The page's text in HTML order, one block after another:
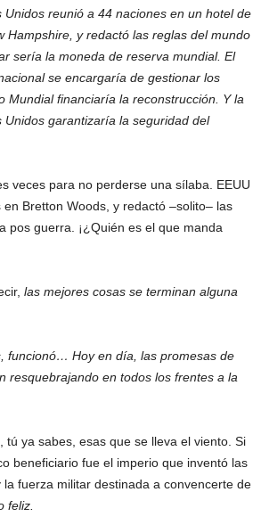
reunió a 44 naciones en un hotel de
Hampshire, y redactó las reglas del mundo
sería la moneda de reserva mundial. El
se encargaría de gestionar los
Mundial financiaría la reconstrucción. Y la
Unidos garantizaría la seguridad del
veces para no perderse una sílaba. EEUU
Bretton Woods, y redactó –solito– las
pos guerra. ¡¿Quién es el que manda
las mejores cosas se terminan alguna
funcionó… Hoy en día, las promesas de
resquebrajando en todos los frentes a la
ya sabes, esas que se lleva el viento. Si
beneficiario fue el imperio que inventó las
fuerza militar destinada a convencerte de
feliz.